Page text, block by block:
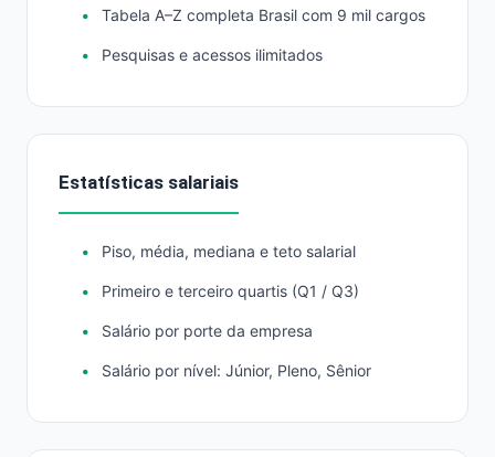
Tabela A–Z completa Brasil com 9 mil cargos
Pesquisas e acessos ilimitados
Estatísticas salariais
Piso, média, mediana e teto salarial
Primeiro e terceiro quartis (Q1 / Q3)
Salário por porte da empresa
Salário por nível: Júnior, Pleno, Sênior